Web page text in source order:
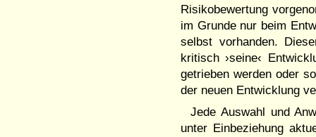
Risikobewertung
im Grunde nur beim
selbst vorhanden.
kritisch ›seine‹
getrieben werden oder
der neuen Entwicklung
Jede Auswahl und
unter Einbeziehung